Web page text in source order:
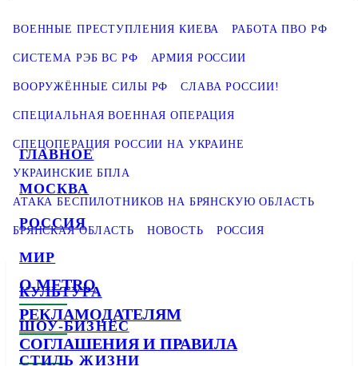
ГЛАВНОЕ
МОСКВА
РОССИЯ
МИР
КУЛЬТУРА
ШОУ-БИЗНЕС
СТИЛЬ ЖИЗНИ
ВОЕННЫЕ ПРЕСТУПЛЕНИЯ КИЕВА РАБОТА ПВО РФ
СИСТЕМА РЭБ ВС РФ АРМИЯ РОССИИ
ВООРУЖЁННЫЕ СИЛЫ РФ СЛАВА РОССИИ!
СПЕЦИАЛЬНАЯ ВОЕННАЯ ОПЕРАЦИЯ
СПЕЦОПЕРАЦИЯ РОССИИ НА УКРАИНЕ
УКРАИНСКИЕ БПЛА
АТАКА БЕСПИЛОТНИКОВ НА БРЯНСКУЮ ОБЛАСТЬ
БРЯНСКАЯ ОБЛАСТЬ НОВОСТЬ РОССИЯ
О METRO
РЕКЛАМОДАТЕЛЯМ
СОГЛАШЕНИЯ И ПРАВИЛА